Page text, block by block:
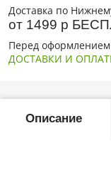
Доставка по
от 1499 р
Перед оформлением
ДОСТАВКИ И
Описание